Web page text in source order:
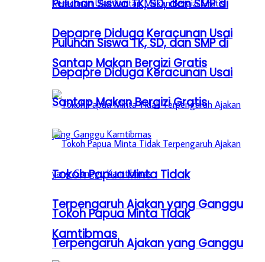
Puluhan Siswa TK, SD, dan SMP di
Depapre Diduga Keracunan Usai
Santap Makan Bergizi Gratis
Tokoh Papua Minta Tidak
Terpengaruh Ajakan yang Ganggu
Kamtibmas
Puluhan Siswa TK, SD, dan SMP di
Depapre Diduga Keracunan Usai
Santap Makan Bergizi Gratis
Tokoh Papua Minta Tidak
Terpengaruh Ajakan yang Ganggu